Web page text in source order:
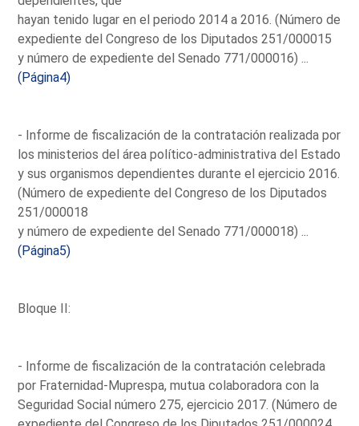
hayan tenido lugar en el periodo 2014 a 2016. (Número de
expediente del Congreso de los Diputados 251/000015
y número de expediente del Senado 771/000016) ...
(Página4)
- Informe de fiscalización de la contratación realizada por
los ministerios del área político-administrativa del Estado
y sus organismos dependientes durante el ejercicio 2016.
(Número de expediente del Congreso de los Diputados
251/000018
y número de expediente del Senado 771/000018) ...
(Página5)
Bloque II:
- Informe de fiscalización de la contratación celebrada
por Fraternidad-Muprespa, mutua colaboradora con la
Seguridad Social número 275, ejercicio 2017. (Número de